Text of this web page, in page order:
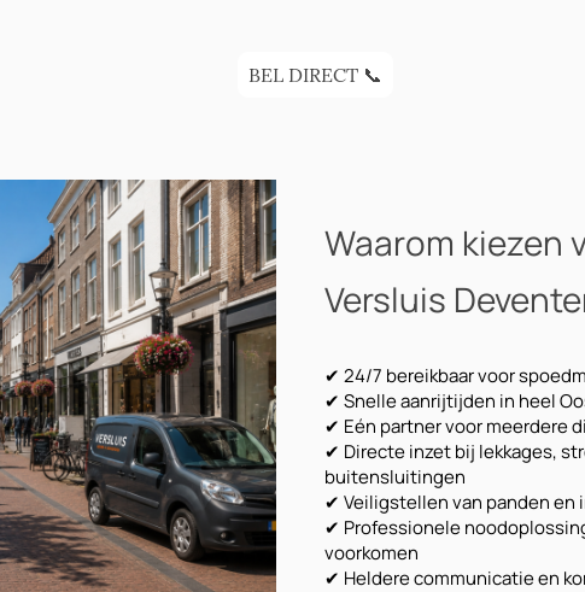
BEL DIRECT 📞
Waarom kiezen
Versluis
✔ 24/7 bereikbaar voor
✔ Snelle aanrijtijden in heel
✔ Eén partner voor meerdere
✔ Directe inzet bij lekkages,
buitensluitingen
✔ Veiligstellen van panden en
✔ Professionele
voorkomen
✔ Heldere communicatie en